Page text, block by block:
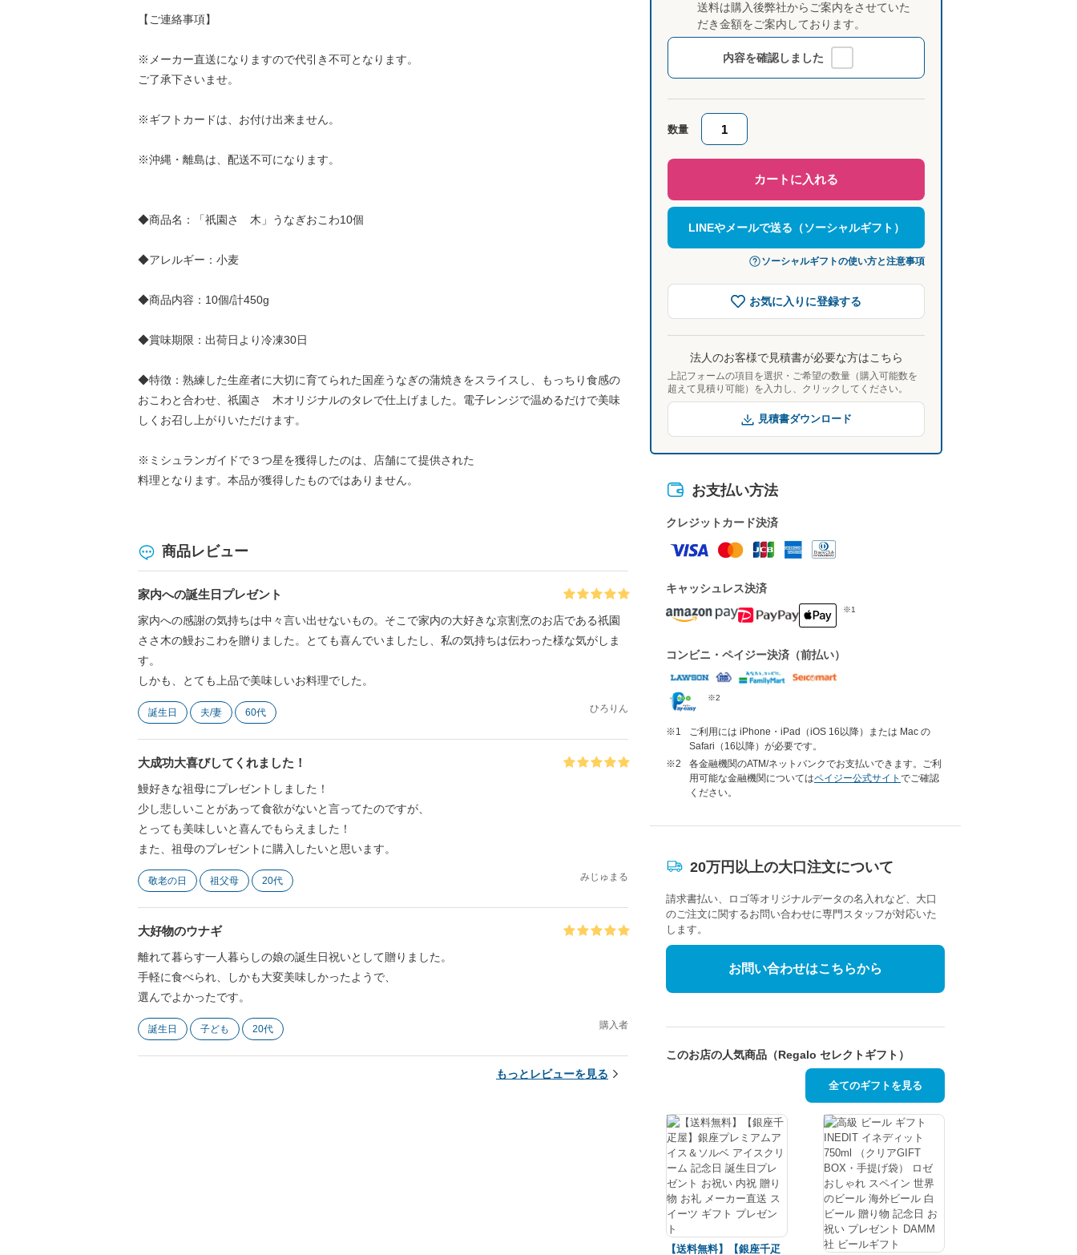
【ご連絡事項】
※メーカー直送になりますので代引き不可となります。
ご了承下さいませ。
※ギフトカードは、お付け出来ません。
※沖縄・離島は、配送不可になります。
◆商品名：「祇園さゝ木」うなぎおこわ10個
◆アレルギー：小麦
◆商品内容：10個/計450g
◆賞味期限：出荷日より冷凍30日
◆特徴：熟練した生産者に大切に育てられた国産うなぎの蒲焼きをスライスし、もっちり食感の
おこわと合わせ、祇園さゝ木オリジナルのタレで仕上げました。電子レンジで温めるだけで美味
しくお召し上がりいただけます。
※ミシュランガイドで３つ星を獲得したのは、店舗にて提供された
料理となります。本品が獲得したものではありません。
商品レビュー
家内への誕生日プレゼント
家内への感謝の気持ちは中々言い出せないもの。そこで家内の大好きな京割烹のお店である祇園
ささ木の鰻おこわを贈りました。とても喜んでいましたし、私の気持ちは伝わった様な気がしま
す。
しかも、とても上品で美味しいお料理でした。
誕生日 夫/妻 60代 ひろりん
大成功大喜びしてくれました！
鰻好きな祖母にプレゼントしました！
少し悲しいことがあって食欲がないと言ってたのですが、
とっても美味しいと喜んでもらえました！
また、祖母のプレゼントに購入したいと思います。
敬老の日 祖父母 20代 みじゅまる
大好物のウナギ
離れて暮らす一人暮らしの娘の誕生日祝いとして贈りました。
手軽に食べられ、しかも大変美味しかったようで、
選んでよかったです。
誕生日 子ども 20代 購入者
もっとレビューを見る
送料は購入後弊社からご案内をさせていた
だき金額をご案内しております。
内容を確認しました
数量
カートに入れる
LINEやメールで送る（ソーシャルギフト）
ソーシャルギフトの使い方と注意事項
お気に入りに登録する
法人のお客様で見積書が必要な方はこちら
上記フォームの項目を選択・ご希望の数量（購入可能数を
超えて見積り可能）を入力し、クリックしてください。
見積書ダウンロード
お支払い方法
クレジットカード決済
キャッシュレス決済
※1
コンビニ・ペイジー決済（前払い）
※2
※1
ご利用には iPhone・iPad（iOS 16以降）または Mac の
Safari（16以降）が必要です。
※2
各金融機関のATM/ネットバンクでお支払いできます。ご利
用可能な金融機関についてはペイジー公式サイト でご確認
ください。
20万円以上の大口注文について
請求書払い、ロゴ等オリジナルデータの名入れなど、大口
のご注文に関するお問い合わせに専門スタッフが対応いた
します。
お問い合わせはこちらから
このお店の人気商品（Regalo セレクトギフト）
全てのギフトを見る
【送料無料】【銀座千疋